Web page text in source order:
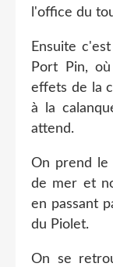
l'office du
Ensuite
Port Pin,
effets de la
à la
attend.
On prend le
de mer et
en passant
du Piolet.
On se